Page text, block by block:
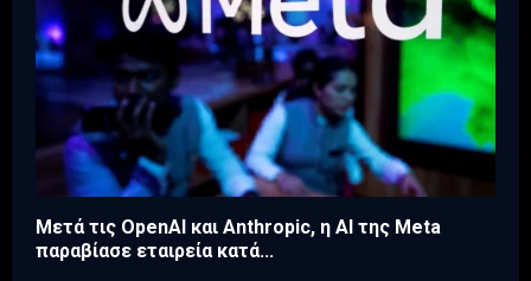
Μετά τις OpenAI και Anthropic, η AI της Meta
παραβίασε εταιρεία κατά...